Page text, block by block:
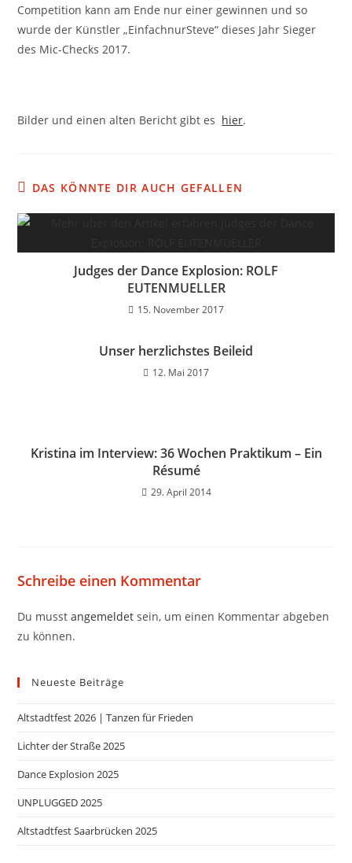
Competition kann am Ende nur einer gewinnen und so
wurde der Künstler „EinfachnurSteve“ dieses Jahr Sieger
des Mic-Checks 2017.
Bilder und einen alten Bericht gibt es hier.
DAS KÖNNTE DIR AUCH GEFALLEN
Judges der Dance Explosion: ROLF
EUTENMUELLER
15. November 2017
Unser herzlichstes Beileid
12. Mai 2017
Kristina im Interview: 36 Wochen Praktikum – Ein
Résumé
29. April 2014
Schreibe einen Kommentar
Du musstangemeldet sein, um einen Kommentar abgeben
zu können.
Neueste Beiträge
Altstadtfest 2026 | Tanzen für Frieden
Lichter der Straße 2025
Dance Explosion 2025
UNPLUGGED 2025
Altstadtfest Saarbrücken 2025